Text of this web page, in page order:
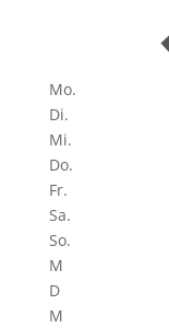
Mo.
Di.
Mi.
Do.
Fr.
Sa.
So.
M
D
M